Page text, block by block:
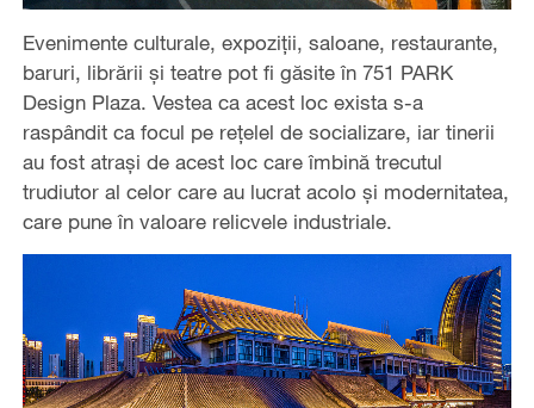
Evenimente culturale, expoziții, saloane, restaurante,
baruri, librării și teatre pot fi găsite în 751 PARK
Design Plaza. Vestea ca acest loc exista s-a
raspândit ca focul pe rețelel de socializare, iar tinerii
au fost atrași de acest loc care îmbină trecutul
trudiutor al celor care au lucrat acolo și modernitatea,
care pune în valoare relicvele industriale.